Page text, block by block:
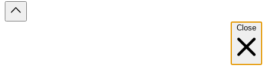
Close